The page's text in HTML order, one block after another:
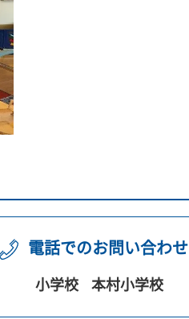
電話でのお問い合わせ
小学校 本村小学校